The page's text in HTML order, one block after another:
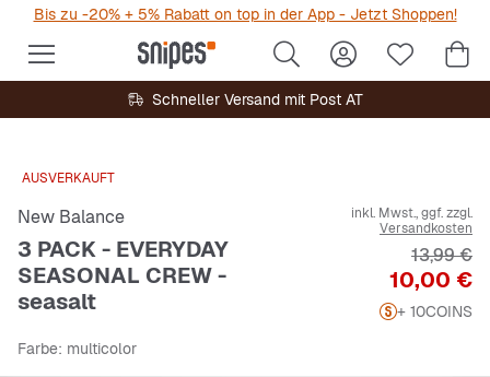
Bis zu -20% + 5% Rabatt on top in der App - Jetzt Shoppen!
Schneller Versand mit Post AT
AUSVERKAUFT
New Balance
3 PACK - EVERYDAY
SEASONAL CREW -
seasalt
inkl. Mwst., ggf. zzgl.
Versandkosten
Preis
10,00 €
13,99 €
+ 10COINS
Farbe: multicolor